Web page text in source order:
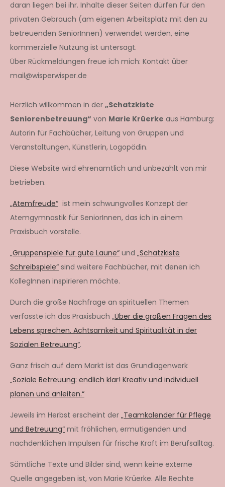
daran liegen bei ihr. Inhalte dieser Seiten dürfen für den
privaten Gebrauch (am eigenen Arbeitsplatz mit den zu
betreuenden SeniorInnen) verwendet werden, eine
kommerzielle Nutzung ist untersagt.
Über Rückmeldungen freue ich mich: Kontakt über
mail@wisperwisper.de
Herzlich willkommen in der „Schatzkiste
Seniorenbetreuung“ von Marie Krüerke aus Hamburg:
Autorin für Fachbücher, Leitung von Gruppen und
Veranstaltungen, Künstlerin, Logopädin.
Diese Website wird ehrenamtlich und unbezahlt von mir
betrieben.
„Atemfreude“ ist mein schwungvolles Konzept der
Atemgymnastik für SeniorInnen, das ich in einem
Praxisbuch vorstelle.
„Gruppenspiele für gute Laune“ und „Schatzkiste
Schreibspiele“ sind weitere Fachbücher, mit denen ich
KollegInnen inspirieren möchte.
Durch die große Nachfrage an spirituellen Themen
verfasste ich das Praxisbuch „Über die großen Fragen des
Lebens sprechen. Achtsamkeit und Spiritualität in der
Sozialen Betreuung“.
Ganz frisch auf dem Markt ist das Grundlagenwerk
„Soziale Betreuung: endlich klar! Kreativ und individuell
planen und anleiten.“
Jeweils im Herbst erscheint der „Teamkalender für Pflege
und Betreuung“ mit fröhlichen, ermutigenden und
nachdenklichen Impulsen für frische Kraft im Berufsalltag.
Sämtliche Texte und Bilder sind, wenn keine externe
Quelle angegeben ist, von Marie Krüerke. Alle Rechte